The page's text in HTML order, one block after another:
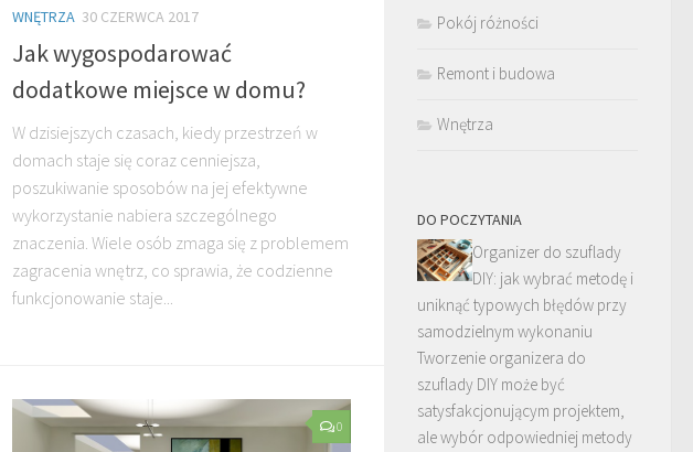
WNĘTRZA 30 CZERWCA 2017
Jak wygospodarować
dodatkowe miejsce w domu?
W dzisiejszych czasach, kiedy przestrzeń w
domach staje się coraz cenniejsza,
poszukiwanie sposobów na jej efektywne
wykorzystanie nabiera szczególnego
znaczenia. Wiele osób zmaga się z problemem
zagracenia wnętrz, co sprawia, że codzienne
funkcjonowanie staje...
0
Pokój różności
Remont i budowa
Wnętrza
DO POCZYTANIA
Organizer do szuflady
DIY: jak wybrać metodę i
uniknąć typowych błędów przy
samodzielnym wykonaniu
Tworzenie organizera do
szuflady DIY może być
satysfakcjonującym projektem,
ale wybór odpowiedniej metody